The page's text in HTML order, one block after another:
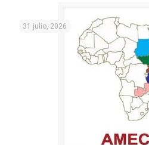
31 julio, 2026